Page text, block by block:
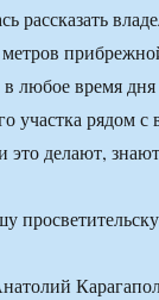
рассказать
любое время
участка рядом
делают,